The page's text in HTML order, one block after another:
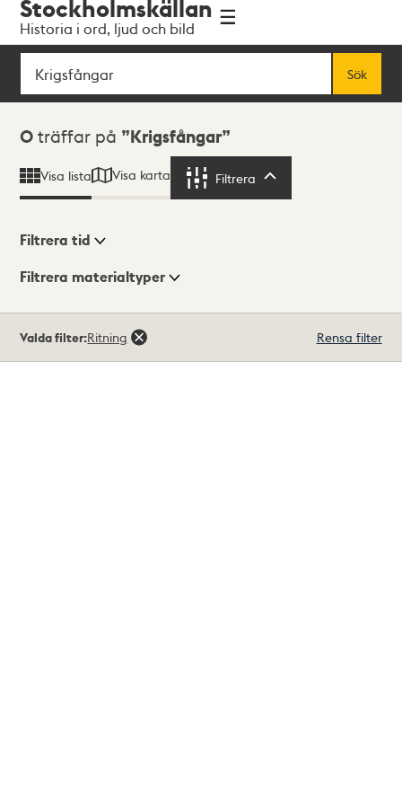
navigationen
huvudinnehållet
Stockholmskällan
Historia i ord, ljud och bild
Sök
Sök
Sökresultat
0 träffar på Krigsfångar
Visa lista Visa karta Filtrera
Visningsläge
Filtrera tid
Filtrera materialtyper
träffar
Valda filter:Ritning Rensa filter